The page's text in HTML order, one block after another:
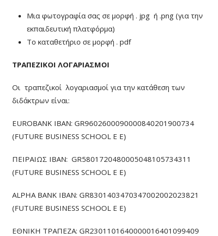
Μια φωτογραφία σας σε μορφή . jpg ή .png (για την
εκπαιδευτική πλατφόρμα)
To καταθετήριο σε μορφή . pdf
ΤΡΑΠΕΖΙΚΟΙ ΛΟΓΑΡΙΑΣΜΟΙ
Οι τραπεζικοί λογαριασμοί για την κατάθεση των
διδάκτρων είναι:
EUROBANK IBAN: GR9602600090000840201900734
(FUTURE BUSINESS SCHOOL E E)
ΠΕΙΡΑΙΩΣ ΙΒΑΝ: GR5801720480005048105734311
(FUTURE BUSINESS SCHOOL E E)
ALPHA BANK IBAN: GR8301403470347002002023821
(FUTURE BUSINESS SCHOOL E E)
ΕΘΝΙΚΗ ΤΡΑΠΕΖΑ: GR2301101640000016401099409